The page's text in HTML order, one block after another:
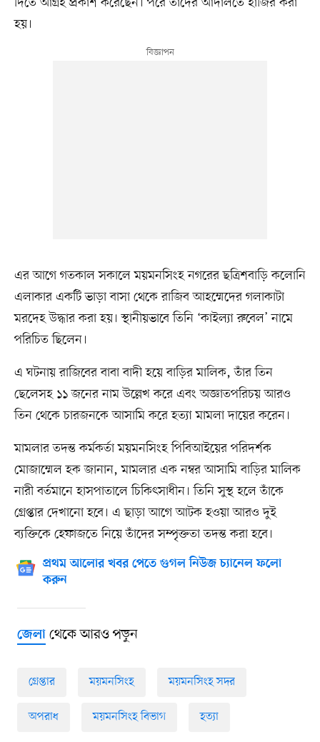
হয়।
এর আগে গতকাল সকালে ময়মনসিংহ নগরের ছত্রিশবাড়ি কলোনি
এলাকার একটি ভাড়া বাসা থেকে রাজিব আহম্মেদের গলাকাটা
মরদেহ উদ্ধার করা হয়। স্থানীয়ভাবে তিনি ‘কাইল্যা রুবেল’ নামে
পরিচিত ছিলেন।
এ ঘটনায় রাজিবের বাবা বাদী হয়ে বাড়ির মালিক, তাঁর তিন
ছেলেসহ ১১ জনের নাম উল্লেখ করে এবং অজ্ঞাতপরিচয় আরও
তিন থেকে চারজনকে আসামি করে হত্যা মামলা দায়ের করেন।
মামলার তদন্ত কর্মকর্তা ময়মনসিংহ পিবিআইয়ের পরিদর্শক
মোজাম্মেল হক জানান, মামলার এক নম্বর আসামি বাড়ির মালিক
নারী বর্তমানে হাসপাতালে চিকিৎসাধীন। তিনি সুস্থ হলে তাঁকে
গ্রেপ্তার দেখানো হবে। এ ছাড়া আগে আটক হওয়া আরও দুই
ব্যক্তিকে হেফাজতে নিয়ে তাঁদের সম্পৃক্ততা তদন্ত করা হবে।
প্রথম আলোর খবর পেতে গুগল নিউজ চ্যানেল ফলো
করুন
জেলাথেকে আরও পড়ুন
গ্রেপ্তার ময়মনসিংহ ময়মনসিংহ সদর
অপরাধ ময়মনসিংহ বিভাগ হত্যা